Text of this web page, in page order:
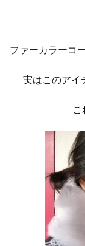
ファーカラーコ
実はこのアイ
こ